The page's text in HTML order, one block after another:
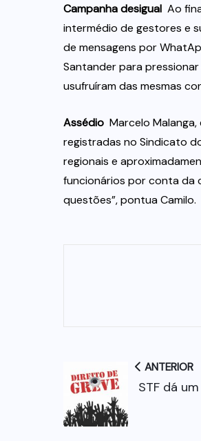
Campanha desigual  Ao
intermédio de gestores e
de mensagens por
Santander para
usufruíram das mesmas
Assédio  Marcelo
registradas no Sindicato
regionais e
funcionários por conta da
questões”, pontua Camilo.
ANTERIOR
STF dá